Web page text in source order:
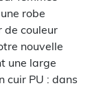
robe
de couleur
nouvelle
une large
cuir PU : dans